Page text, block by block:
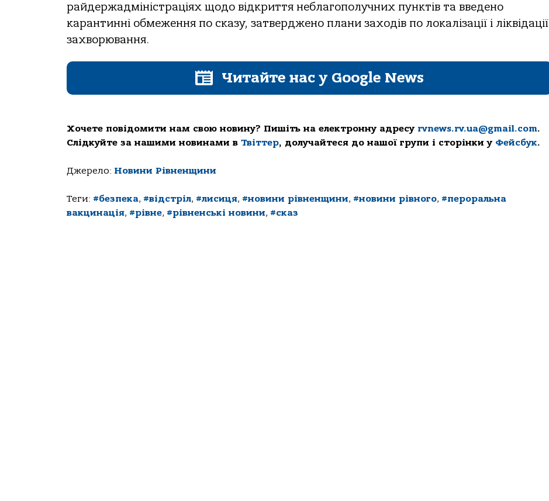
райдержадміністраціях щодо відкриття неблагополучних пунктів та введено
карантинні обмеження по сказу, затверджено плани заходів по локалізації і ліквідації
захворювання.
Читайте нас у Google News
Хочете повідомити нам свою новину? Пишіть на електронну адресу rvnews.rv.ua@gmail.com.
Слідкуйте за нашими новинами в Твіттер, долучайтеся до нашої групи і сторінки у Фейсбук.
Джерело: Новини Рівненщини
Теги: #безпека, #відстріл, #лисиця, #новини рівненщини, #новини рівного, #пероральна
вакцинація, #рівне, #рівненські новини, #сказ